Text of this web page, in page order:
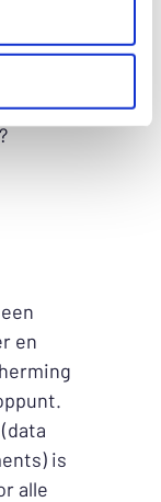
en
en
is
alle